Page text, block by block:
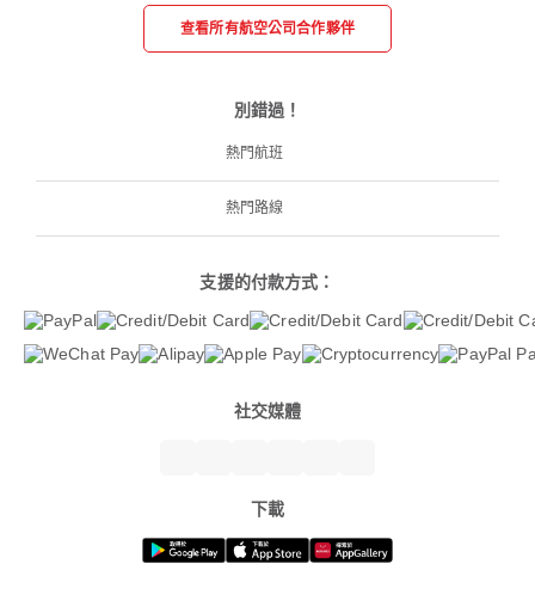
查看所有航空公司合作夥伴
別錯過！
熱門航班
熱門路線
支援的付款方式：
社交媒體
下載